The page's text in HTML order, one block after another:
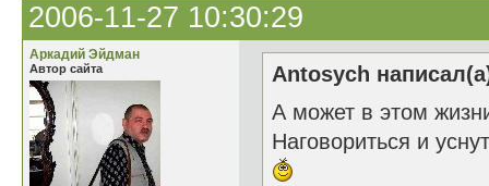
2006-11-27 10:30:29
Аркадий Эйдман
Автор сайта
Antosych
А может в этом
Наговориться и